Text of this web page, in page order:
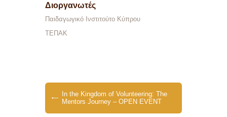
Διοργανωτές
Παιδαγωγικό Ινστιτούτο Κύπρου
ΤΕΠΑΚ
In the Kingdom of Volunteering: The
Mentors Journey – OPEN EVENT